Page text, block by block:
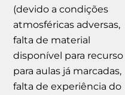
(devido a condições
atmosféricas adversas,
falta de material
disponível para recurso
para aulas já marcadas,
falta de experiência do